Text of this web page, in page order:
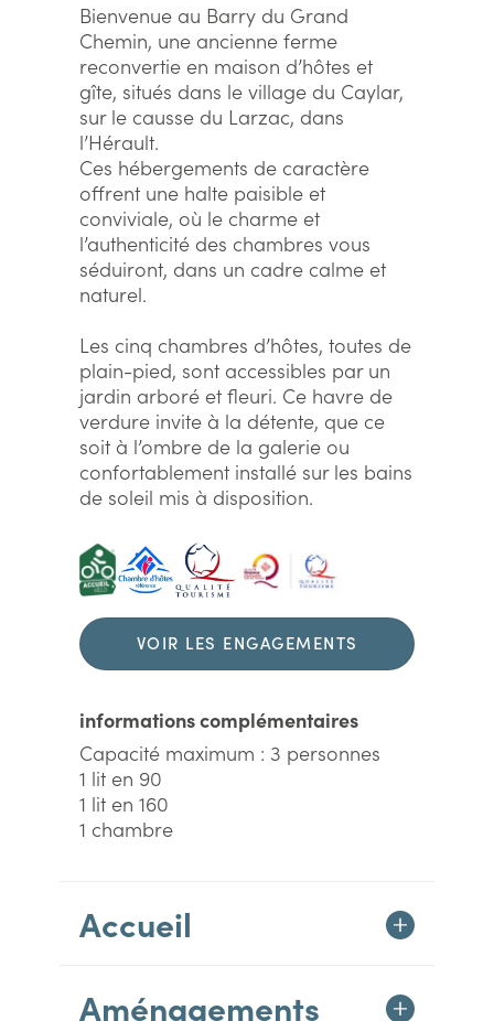
Bienvenue au Barry du Grand
Chemin, une ancienne ferme
reconvertie en maison d’hôtes et
gîte, situés dans le village du Caylar,
sur le causse du Larzac, dans
l’Hérault.
Ces hébergements de caractère
offrent une halte paisible et
conviviale, où le charme et
l’authenticité des chambres vous
séduiront, dans un cadre calme et
naturel.
Les cinq chambres d’hôtes, toutes de
plain-pied, sont accessibles par un
jardin arboré et fleuri. Ce havre de
verdure invite à la détente, que ce
soit à l’ombre de la galerie ou
confortablement installé sur les bains
de soleil mis à disposition.
VOIR LES ENGAGEMENTS
informations complémentaires
Capacité maximum : 3 personnes
1 lit en 90
1 lit en 160
1 chambre
Accueil
Aménagements